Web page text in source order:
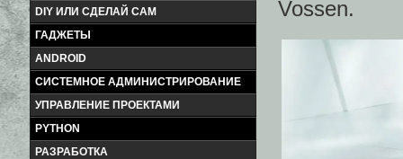
DIY ИЛИ СДЕЛАЙ САМ
ГАДЖЕТЫ
ANDROID
СИСТЕМНОЕ АДМИНИСТРИРОВАНИЕ
УПРАВЛЕНИЕ ПРОЕКТАМИ
PYTHON
РАЗРАБОТКА
Vossen.